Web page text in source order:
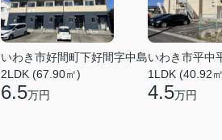
いわき市好間町下好間字中島
2LDK (67.90㎡)
6.5万円
いわき市平中
1LDK (40.92
4.5万円